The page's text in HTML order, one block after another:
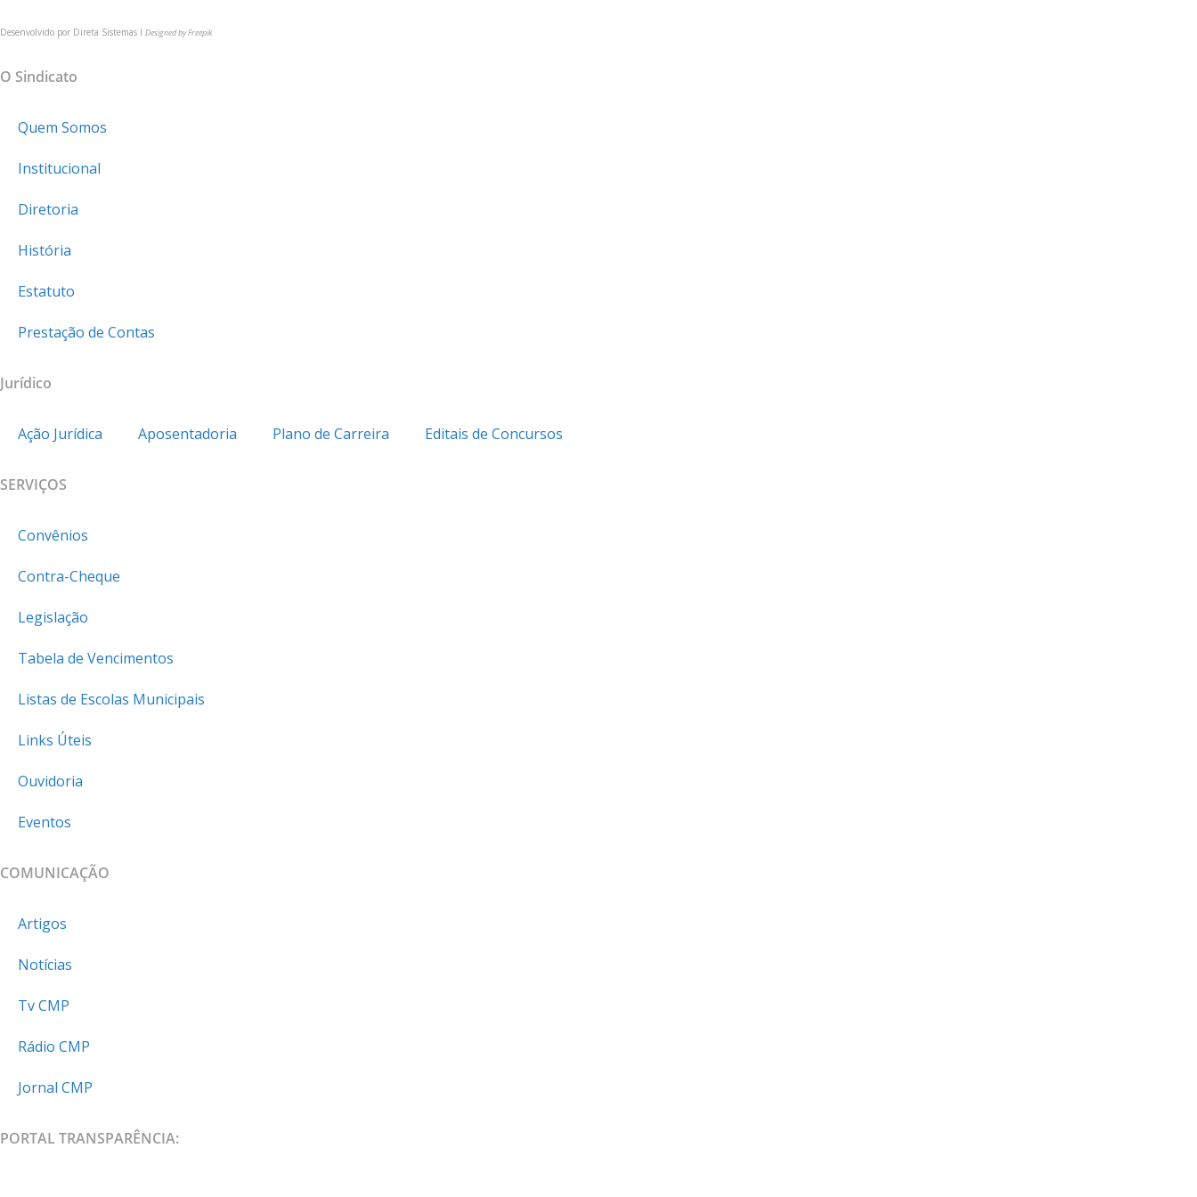
Desenvolvido por Direta Sistemas I Designed by Freepik
MAPA DO SITE
O Sindicato
Quem Somos
Institucional
Diretoria
História
Estatuto
Prestação de Contas
Jurídico
Ação Jurídica Aposentadoria Plano de Carreira Editais de Concursos
SERVIÇOS
Convênios
Contra-Cheque
Legislação
Tabela de Vencimentos
Listas de Escolas Municipais
Links Úteis
Ouvidoria
Eventos
COMUNICAÇÃO
Artigos
Notícias
Tv CMP
Rádio CMP
Jornal CMP
PORTAL TRANSPARÊNCIA: